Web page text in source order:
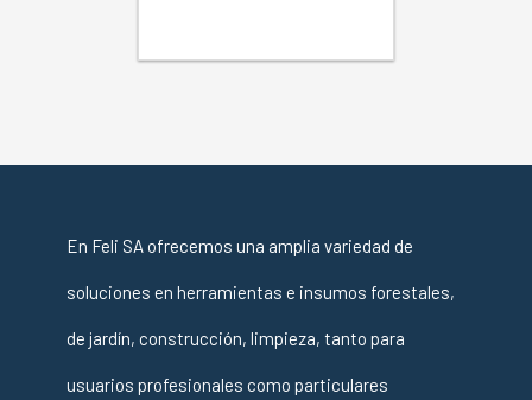
En Feli SA ofrecemos una amplia variedad de
soluciones en herramientas e insumos forestales,
de jardín, construcción, limpieza, tanto para
usuarios profesionales como particulares